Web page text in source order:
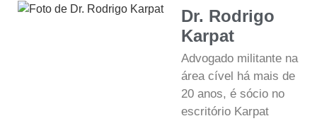
Dr. Rodrigo
Karpat
Advogado militante na
área cível há mais de
20 anos, é sócio no
escritório Karpat